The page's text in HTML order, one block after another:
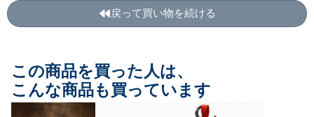
戻って買い物を続ける
この商品を買った人は、
こんな商品も買っています